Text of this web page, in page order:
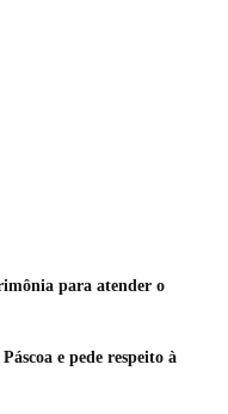
para atender o
e pede respeito à